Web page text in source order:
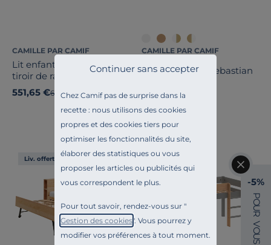
Chez Camif pas de surprise dans la
recette : nous utilisons des cookies
propres et des cookies tiers pour
optimiser les fonctionnalités du site,
élaborer des statistiques ou vous
proposer les articles ou publicités qui
vous correspondent le plus.
Pour tout savoir, rendez-vous sur "
Gestion des cookies". Vous pourrez y
modifier vos préférences à tout moment.
Continuer sans accepter
CAMILLE PAR CAMIF
Lit enfant pin massif avec
tiroir de rangement en
option Étretat
551,65 €Ancien prix
649,00 € -15%
CAMILLE PAR CAMIF
Lit rangement Sebastian
Dès 649,00 €
Français
Liv. offerte
-5%
P
O
U
R
V
O
U
S